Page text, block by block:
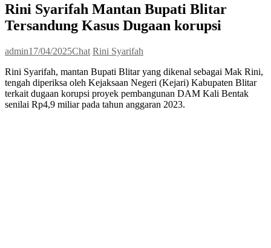
Rini Syarifah Mantan Bupati Blitar
Tersandung Kasus Dugaan korupsi
admin17/04/2025Chat Rini Syarifah
Rini Syarifah, mantan Bupati Blitar yang dikenal sebagai Mak Rini,
tengah diperiksa oleh Kejaksaan Negeri (Kejari) Kabupaten Blitar
terkait dugaan korupsi proyek pembangunan DAM Kali Bentak
senilai Rp4,9 miliar pada tahun anggaran 2023.